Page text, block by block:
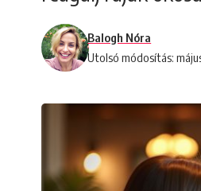
Utolsó módosítás:
Balogh Nóra